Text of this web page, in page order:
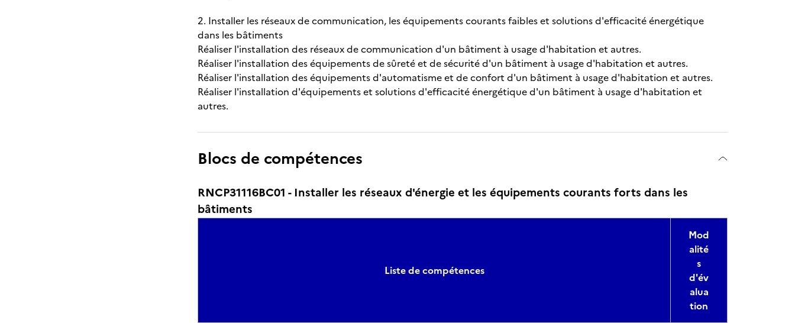
2. Installer les réseaux de communication, les équipements courants faibles et solutions d'efficacité énergétique
dans les bâtiments
Réaliser l'installation des réseaux de communication d'un bâtiment à usage d'habitation et autres.
Réaliser l'installation des équipements de sûreté et de sécurité d'un bâtiment à usage d'habitation et autres.
Réaliser l'installation des équipements d'automatisme et de confort d'un bâtiment à usage d'habitation et autres.
Réaliser l'installation d'équipements et solutions d'efficacité énergétique d'un bâtiment à usage d'habitation et
autres.
Blocs de compétences
RNCP31116BC01 - Installer les réseaux d'énergie et les équipements courants forts dans les
bâtiments
Liste de compétences
Mod
alité
s
d'év
alua
tion